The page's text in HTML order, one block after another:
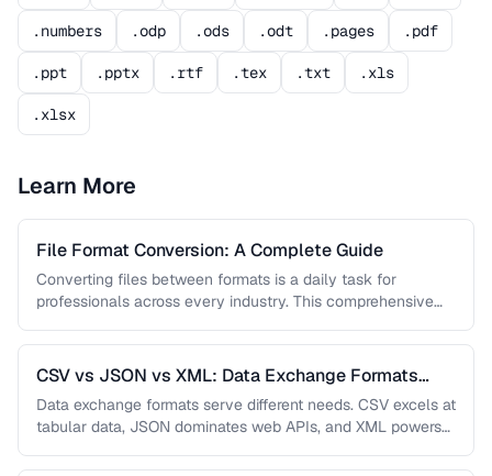
.numbers .odp .ods .odt .pages .pdf
.ppt .pptx .rtf .tex .txt .xls
.xlsx
Learn More
File Format Conversion: A Complete Guide
Converting files between formats is a daily task for
professionals across every industry. This comprehensive
CSV vs JSON vs XML: Data Exchange Formats
Compared
Data exchange formats serve different needs. CSV excels at
tabular data, JSON dominates web APIs, and XML powers